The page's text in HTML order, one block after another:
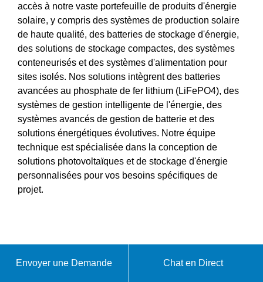
accès à notre vaste portefeuille de produits d'énergie
solaire, y compris des systèmes de production solaire
de haute qualité, des batteries de stockage d'énergie,
des solutions de stockage compactes, des systèmes
conteneurisés et des systèmes d'alimentation pour
sites isolés. Nos solutions intègrent des batteries
avancées au phosphate de fer lithium (LiFePO4), des
systèmes de gestion intelligente de l'énergie, des
systèmes avancés de gestion de batterie et des
solutions énergétiques évolutives. Notre équipe
technique est spécialisée dans la conception de
solutions photovoltaïques et de stockage d'énergie
personnalisées pour vos besoins spécifiques de
projet.
Envoyer une Demande Chat en Direct